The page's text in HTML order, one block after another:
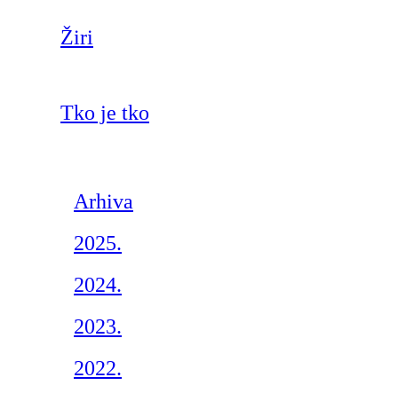
Žiri
Tko je tko
Arhiva
2025.
2024.
2023.
2022.